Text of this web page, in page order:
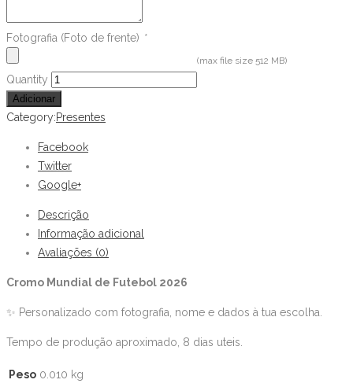
Fotografia (Foto de frente) *
(max file size 512 MB)
Cromo
Mundial
de
quantity
Quantity
Adicionar
Category:Presentes
Facebook
Twitter
Google+
Descrição
Informação adicional
Avaliações (0)
Cromo Mundial de Futebol 2026
✨ Personalizado com fotografia, nome e dados à tua escolha.
Tempo de produção aproximado, 8 dias uteis.
Peso 0.010 kg